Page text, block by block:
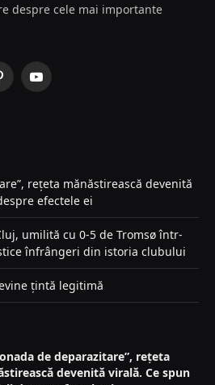
despre cele mai importante
YouTube
rețeta mănăstirească devenită
efectele ei
umilită cu 0-5 de Tromsø într-
înfrângeri din istoria clubului
țintă legitimă
de deparazitare”, rețeta
devenită virală. Ce spun